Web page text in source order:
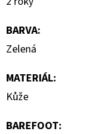
BARVA:
Zelená
MATERIÁL:
Kůže
BAREFOOT: